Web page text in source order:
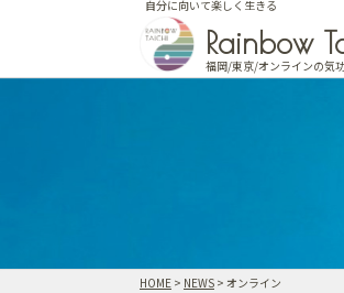
自分に向いて楽しく生きる
Rainbow
福岡/東京/オンラインの気
HOME > NEWS > オンライン